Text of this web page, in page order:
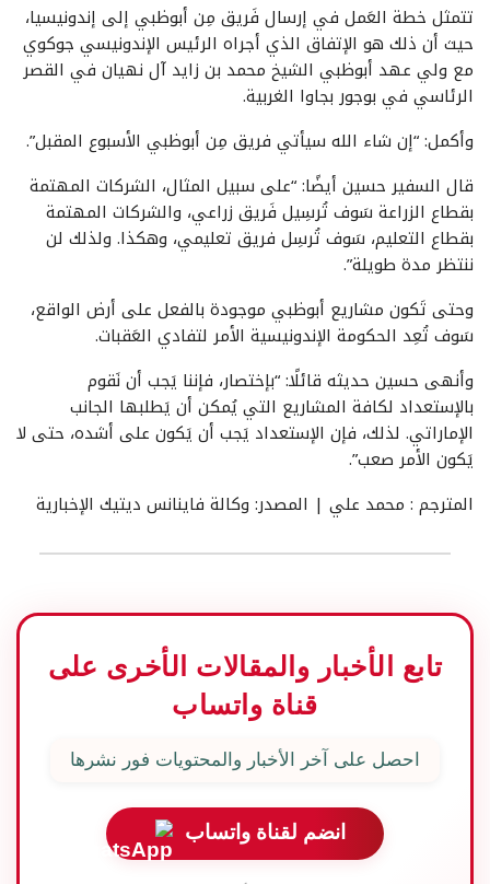
تتمثل خطة العَمل في إرسال فَريق مِن أبوظبي إلى إندونيسيا،
حيث أن ذلك هو الإتفاق الذي أجراه الرئيس الإندونيسي جوكوي
مع ولي عهد أبوظبي الشيخ محمد بن زايد آل نهيان في القصر
الرئاسي في بوجور بجاوا الغربية.
وأكمل: “إن شاء الله سيأتي فريق مِن أبوظبي الأسبوع المقبل”.
قال السفير حسين أيضًا: “على سبيل المثال، الشركات المهتمة
بقطاع الزراعة سَوف تُرسِيل فَريق زراعي، والشركات المهتمة
بقطاع التعليم، سَوف تُرسِل فريق تعليمي، وهكذا. ولذلك لن
ننتظر مدة طويلة”.
وحتى تَكون مشاريع أبوظبي موجودة بالفعل على أرض الواقع،
سَوف تُعِد الحكومة الإندونيسية الأمر لتفادي العَقبات.
وأنهى حسين حديثه قائلًا: “بإختصار، فإننا يَجب أن نَقوم
بالإستعداد لكافة المشاريع التي يُمكن أن يَطلبها الجانب
الإماراتي. لذلك، فإن الإستعداد يَجب أن يَكون على أشده، حتى لا
يَكون الأمر صعب”.
المترجم : محمد علي | المصدر: وكالة فاينانس ديتيك الإخبارية
تابع الأخبار والمقالات الأخرى على
قناة واتساب
احصل على آخر الأخبار والمحتويات فور نشرها
انضم لقناة واتساب